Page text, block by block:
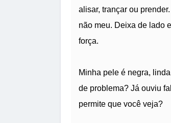
alisar, trançar ou
não meu. Deixa de lado
força.
Minha pele é negra,
de problema? Já ouviu
permite que você veja?